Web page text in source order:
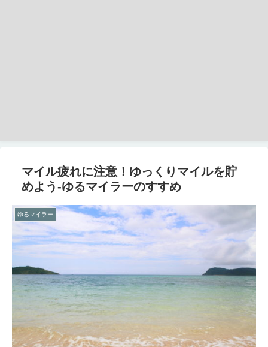
マイル疲れに注意！ゆっくりマイルを貯
めよう-ゆるマイラーのすすめ
ゆるマイラー